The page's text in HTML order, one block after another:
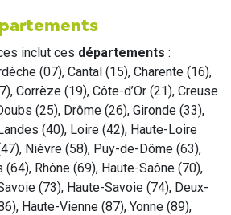
inclut ces départements :
(07), Cantal (15), Charente (16),
Corrèze (19), Côte-d’Or (21), Creuse
(25), Drôme (26), Gironde (33),
(40), Loire (42), Haute-Loire
Nièvre (58), Puy-de-Dôme (63),
Rhône (69), Haute-Saône (70),
(73), Haute-Savoie (74), Deux-
Haute-Vienne (87), Yonne (89),